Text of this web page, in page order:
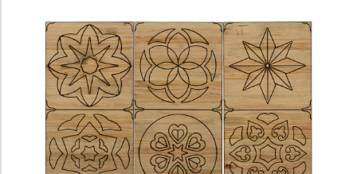
Novedades
Estilos
Proyectos
Profesionales